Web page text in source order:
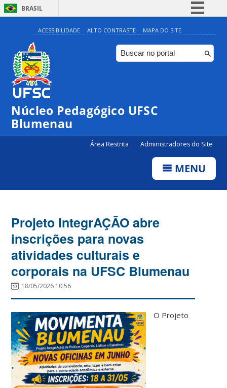
BRASIL
Simplifique!
Comunica BR
Participe
Canais
ACESSIBILIDADE ALTO CONTRASTE MAPA DO SITE
Núcleo Pedagógico UFSC
Blumenau
Área Restrita Administradores do Site
MENU
Projeto IntegrAÇÃO abre
inscrições para novas
atividades culturais e
corporais na UFSC Blumenau
18/05/2026 10:56
O Projeto